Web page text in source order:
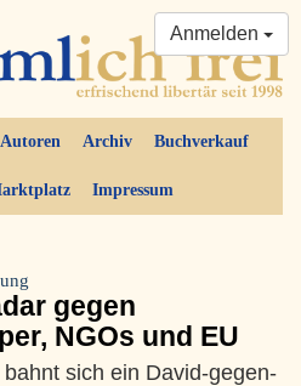
Autoren Archiv Buchverkauf
Impressum
Anmelden
gegen
NGOs und EU
sich ein David-gegen-